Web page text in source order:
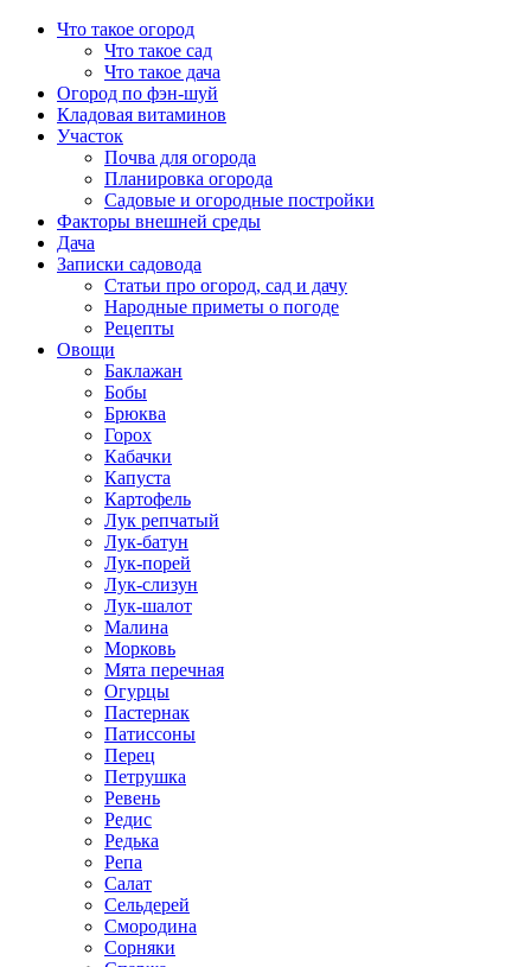
Что такое огород
Что такое сад
Что такое дача
Огород по фэн-шуй
Кладовая витаминов
Участок
Почва для огорода
Планировка огорода
Садовые и огородные постройки
Факторы внешней среды
Дача
Записки садовода
Статьи про огород, сад и дачу
Народные приметы о погоде
Рецепты
Овощи
Баклажан
Бобы
Брюква
Горох
Кабачки
Капуста
Картофель
Лук репчатый
Лук-батун
Лук-порей
Лук-слизун
Лук-шалот
Малина
Морковь
Мята перечная
Огурцы
Пастернак
Патиссоны
Перец
Петрушка
Ревень
Редис
Редька
Репа
Салат
Сельдерей
Смородина
Сорняки